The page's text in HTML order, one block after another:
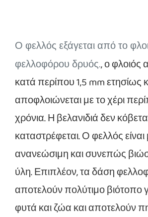
Ο φελλός εξάγεται από το
φελλοφόρου δρυός., ο φλοιός
κατά περίπου 1,5 mm ετησίως
αποφλοιώνεται με το χέρι
χρόνια. Η βελανιδιά δεν
καταστρέφεται. Ο φελλός είναι
ανανεώσιμη και συνεπώς
ύλη. Επιπλέον, τα δάση
αποτελούν πολύτιμο βιότοπο
φυτά και ζώα και αποτελούν